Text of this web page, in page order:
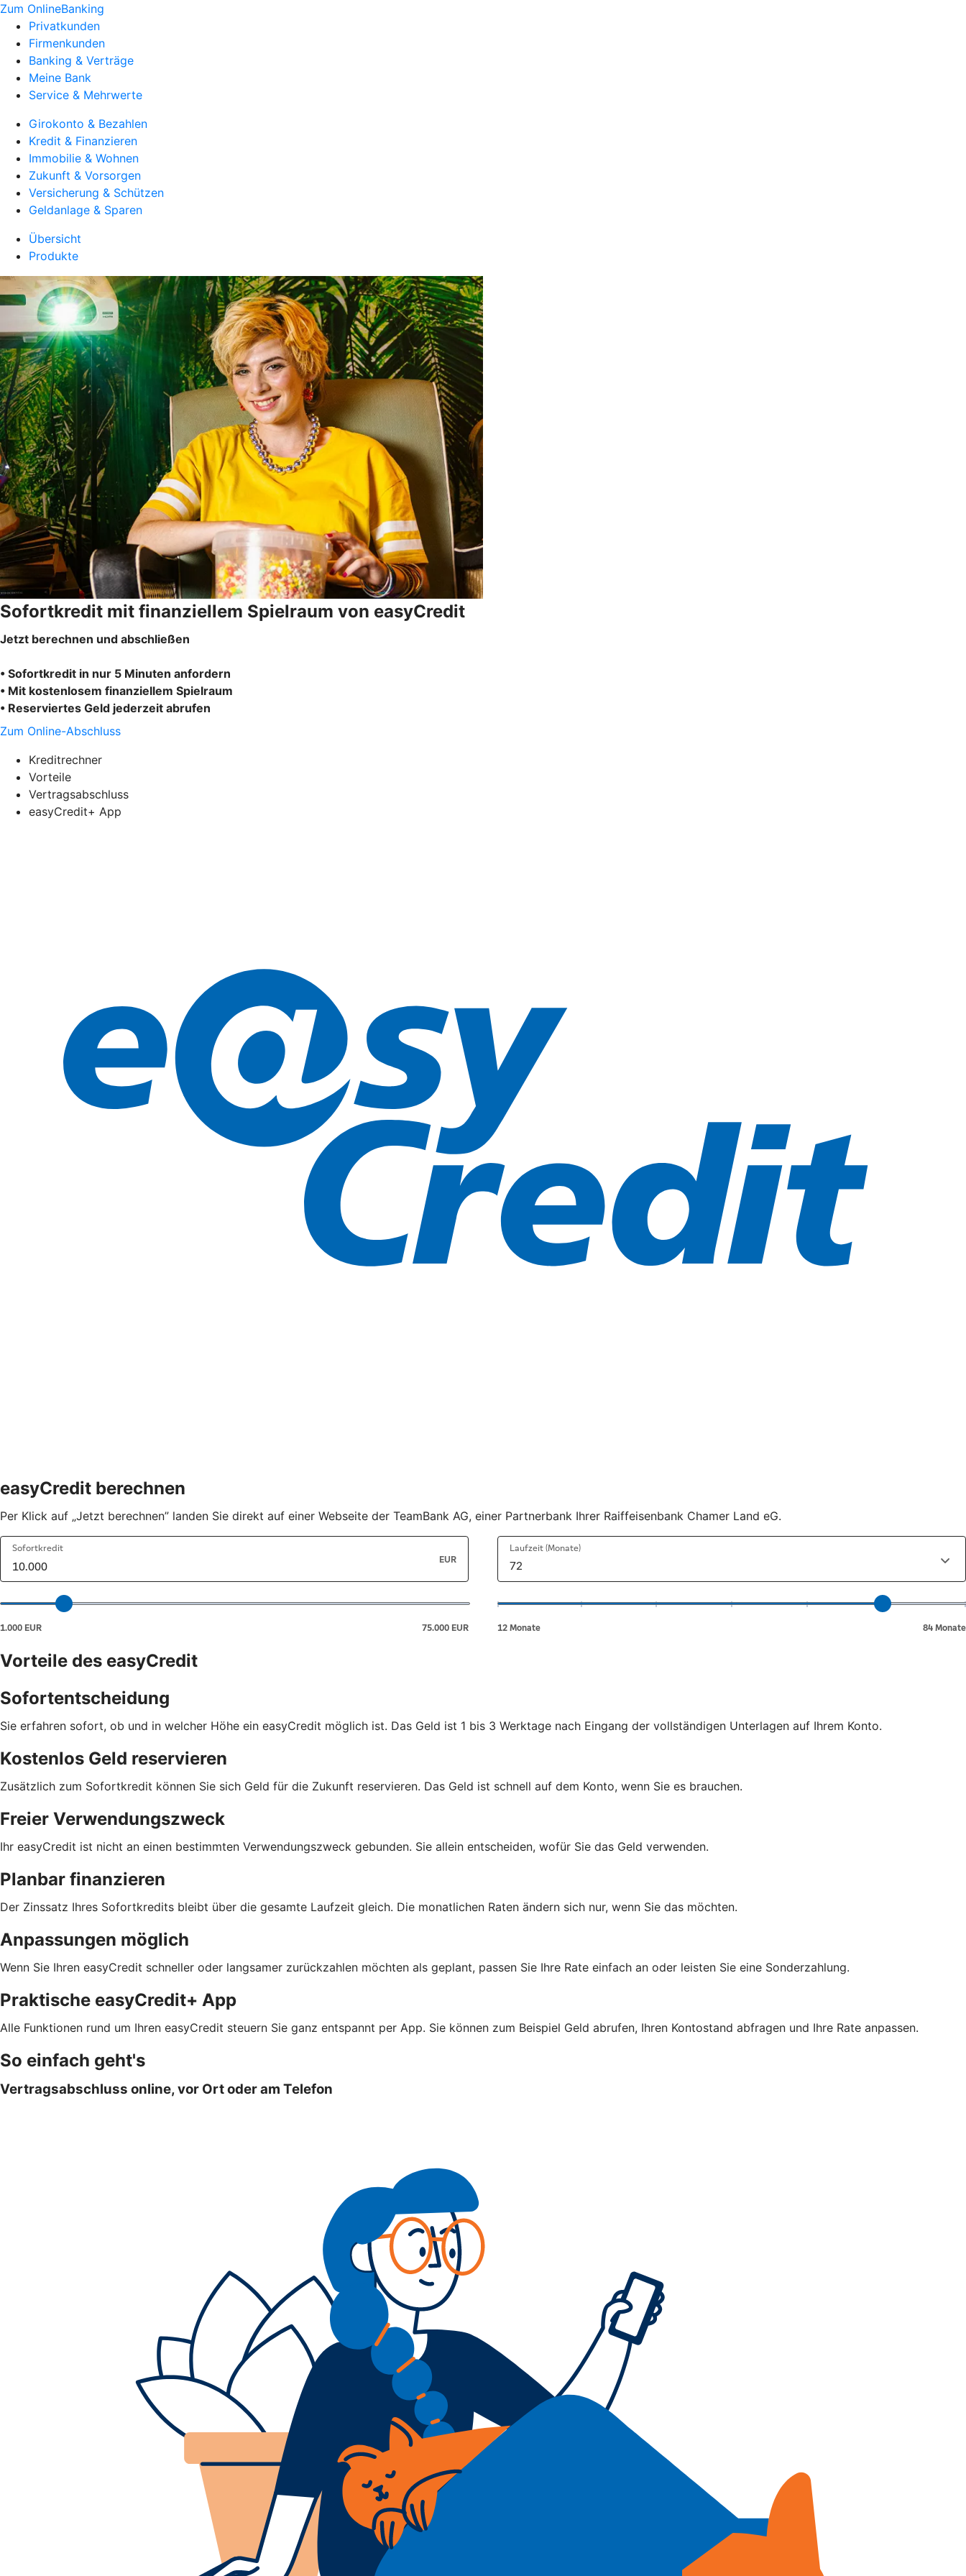
Zum OnlineBanking
Privatkunden
Firmenkunden
Banking & Verträge
Meine Bank
Service & Mehrwerte
Girokonto & Bezahlen
Kredit & Finanzieren
Immobilie & Wohnen
Zukunft & Vorsorgen
Versicherung & Schützen
Geldanlage & Sparen
Übersicht
Produkte
Sofortkredit mit finanziellem Spielraum von easyCredit
Jetzt berechnen und abschließen
• Sofortkredit in nur 5 Minuten anfordern
• Mit kostenlosem finanziellem Spielraum
• Reserviertes Geld jederzeit abrufen
Zum Online-Abschluss
Kreditrechner
Vorteile
Vertragsabschluss
easyCredit+ App
easyCredit berechnen
Per Klick auf „Jetzt berechnen” landen Sie direkt auf einer Webseite der TeamBank AG, einer Partnerbank Ihrer Raiffeisenbank Chamer Land eG.
Vorteile des easyCredit
Sofortentscheidung
Sie erfahren sofort, ob und in welcher Höhe ein easyCredit möglich ist. Das Geld ist 1 bis 3 Werktage nach Eingang der vollständigen Unterlagen auf Ihrem Konto.
Kostenlos Geld reservieren
Zusätzlich zum Sofortkredit können Sie sich Geld für die Zukunft reservieren. Das Geld ist schnell auf dem Konto, wenn Sie es brauchen.
Freier Verwendungszweck
Ihr easyCredit ist nicht an einen bestimmten Verwendungszweck gebunden. Sie allein entscheiden, wofür Sie das Geld verwenden.
Planbar finanzieren
Der Zinssatz Ihres Sofortkredits bleibt über die gesamte Laufzeit gleich. Die monatlichen Raten ändern sich nur, wenn Sie das möchten.
Anpassungen möglich
Wenn Sie Ihren easyCredit schneller oder langsamer zurückzahlen möchten als geplant, passen Sie Ihre Rate einfach an oder leisten Sie eine Sonderzahlung.
Praktische easyCredit+ App
Alle Funktionen rund um Ihren easyCredit steuern Sie ganz entspannt per App. Sie können zum Beispiel Geld abrufen, Ihren Kontostand abfragen und Ihre Rate anpassen.
So einfach geht's
Vertragsabschluss online, vor Ort oder am Telefon